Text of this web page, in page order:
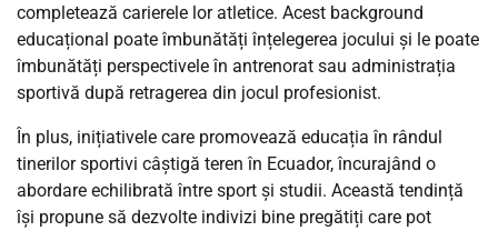
completează carierele lor atletice. Acest background
educațional poate îmbunătăți înțelegerea jocului și le poate
îmbunătăți perspectivele în antrenorat sau administrația
sportivă după retragerea din jocul profesionist.
În plus, inițiativele care promovează educația în rândul
tinerilor sportivi câștigă teren în Ecuador, încurajând o
abordare echilibrată între sport și studii. Această tendință
își propune să dezvolte indivizi bine pregătiți care pot